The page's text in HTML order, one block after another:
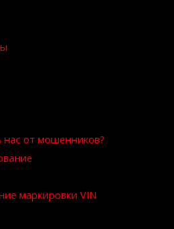
нас от мошенников?
маркировки VIN